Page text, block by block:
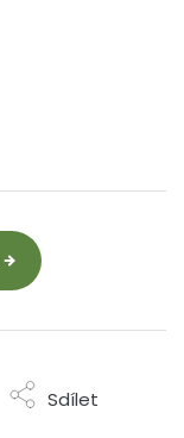
Sdílet